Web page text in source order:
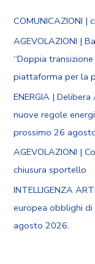
COMUNICAZIONI |
AGEVOLAZIONI |
“Doppia
piattaforma per la
ENERGIA |
nuove regole
prossimo 26
AGEVOLAZIONI |
chiusura sportello
INTELLIGENZA
europea obblighi
agosto 2026.